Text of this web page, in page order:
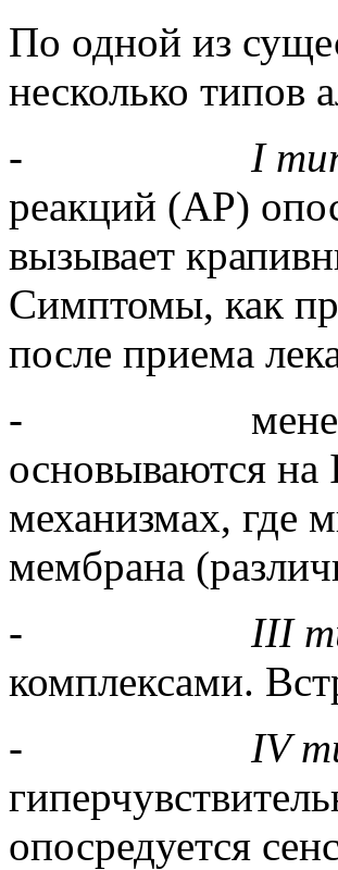
По одной из
несколько типов
- I
реакций (АР)
вызывает
Симптомы, как
после приема
- менее
основываются на
механизмах, где
мембрана
- III
комплексами.
- IV
опосредуется